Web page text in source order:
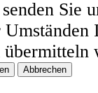
Sie
Umständen
übermitteln